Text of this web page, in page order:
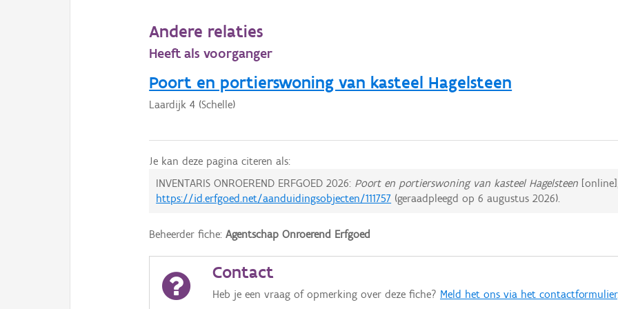
Andere relaties
Heeft als voorganger
Poort en portierswoning van kasteel Hagelsteen
Laardijk 4 (Schelle)
Je kan deze pagina citeren als:
INVENTARIS ONROEREND ERFGOED 2026: Poort en portierswoning van kasteel Hagelsteen
https://id.erfgoed.net/aanduidingsobjecten/111757 (geraadpleegd op6 augustus 2026).
Beheerder fiche:Agentschap Onroerend Erfgoed
Contact
Heb je een vraag of opmerking over deze fiche? Meld het ons via het contactformulier